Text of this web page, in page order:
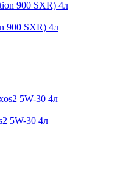
900 SXR) 4л
5W-30 4л